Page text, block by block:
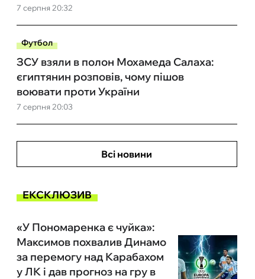
7 серпня 20:32
Футбол
7 серпня 20:03
ЗСУ взяли в полон Мохамеда Салаха:
єгиптянин розповів, чому пішов
воювати проти України
Всі новини
ЕКСКЛЮЗИВ
«У Пономаренка є чуйка»:
Максимов похвалив Динамо
за перемогу над Карабахом
у ЛК і дав прогноз на гру в